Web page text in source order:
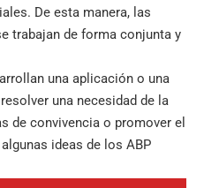
De esta manera, las
trabajan de forma conjunta y
una aplicación o una
una necesidad de la
de convivencia o promover el
ideas de los ABP